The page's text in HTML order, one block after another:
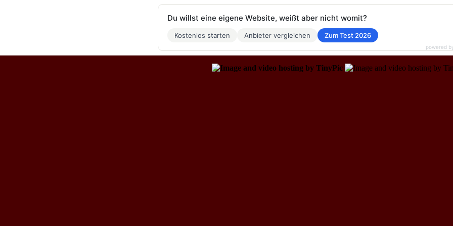
Du willst eine eigene Website, weißt aber nicht womit?
Kostenlos starten Anbieter vergleichen Zum Test 2026
powered